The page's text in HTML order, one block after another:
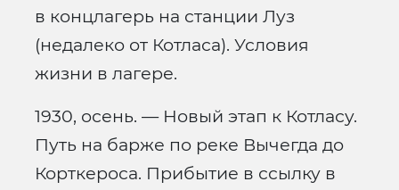
в концлагерь на станции Луз
(недалеко от Котласа). Условия
жизни в лагере.
1930, осень. — Новый этап к Котласу.
Путь на барже по реке Вычегда до
Корткероса. Прибытие в ссылку в